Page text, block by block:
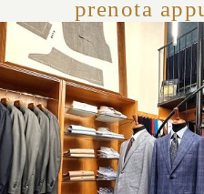
prenota